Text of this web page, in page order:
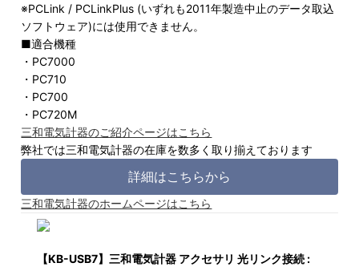
※PCLink / PCLinkPlus (いずれも2011年製造中止のデータ取込
ソフトウェア)には使用できません。
■適合機種
・PC7000
・PC710
・PC700
・PC720M
三和電気計器のご紹介ページはこちら
弊社では三和電気計器の在庫を数多く取り揃えております
詳細はこちらから
三和電気計器のホームページはこちら
【KB-USB7】三和電気計器 アクセサリ 光リンク接続 :